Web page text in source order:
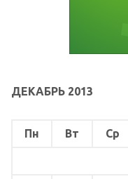
ДЕКАБРЬ 2013
Пн Вт Ср